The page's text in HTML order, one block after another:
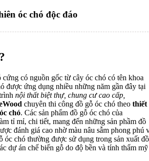
óc chó độc đáo
có nguồn gốc từ cây óc chó có tên khoa
được ứng dụng nhiều những năm gần đây tại
nội thất biệt thự, chung cư cao cấp,
chuyên thi công đồ gỗ óc chó theothiết
chó. Các sản phẩm đồ gỗ óc chó của
tỉ mỉ, chi tiết, mang đến những sản phầm đồ
đánh giá cao nhờ màu nâu sẫm phong phú
óc chó thường được sử dụng trong sản xuất đồ
dự án chế biến gỗ do độ bền và tính thẩm mỹ